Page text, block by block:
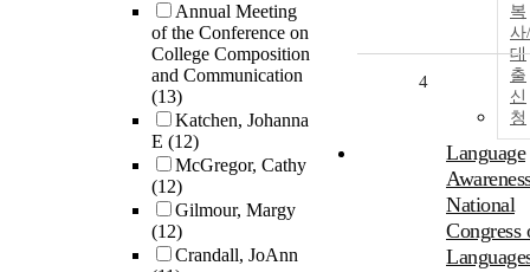
Annual Meeting
of the Conference on
College Composition
and Communication
(13)
Katchen, Johanna
E (12)
McGregor, Cathy
(12)
Gilmour, Margy
(12)
Crandall, JoAnn
복
사/
대
출
신
청
4
Language
National
Congress